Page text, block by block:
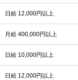
日給 12,000円以上
月給 400,000円以上
日給 10,000円以上
日給 12,000円以上
川越
獨協大学前
加松原＞
千葉